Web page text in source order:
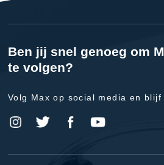
Ben jij snel genoeg om
te volgen?
Volg Max op social media en blijf